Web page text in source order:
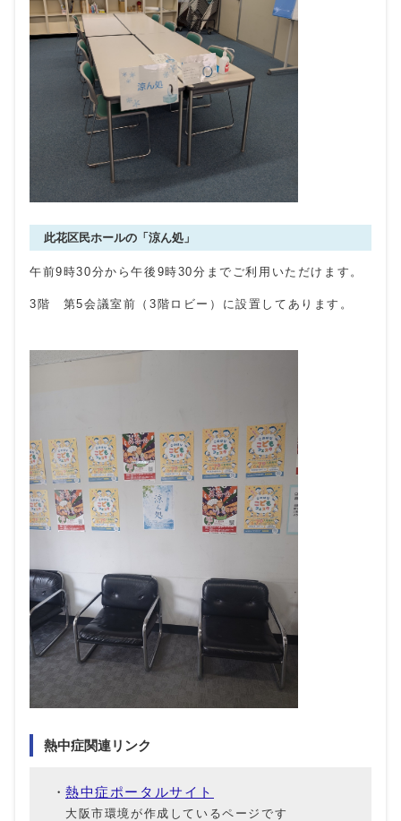
此花区民ホールの「涼ん処」
午前9時30分から午後9時30分までご利用いただけます。
3階 第5会議室前（3階ロビー）に設置してあります。
熱中症関連リンク
熱中症ポータルサイト
大阪市環境が作成しているページです